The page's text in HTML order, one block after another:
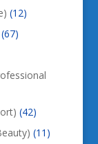
(12)
(67)
(42)
(11)